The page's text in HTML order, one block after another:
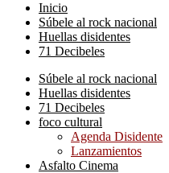
Inicio
Súbele al rock nacional
Huellas disidentes
71 Decibeles
Súbele al rock nacional
Huellas disidentes
71 Decibeles
foco cultural
Agenda Disidente
Lanzamientos
Asfalto Cinema